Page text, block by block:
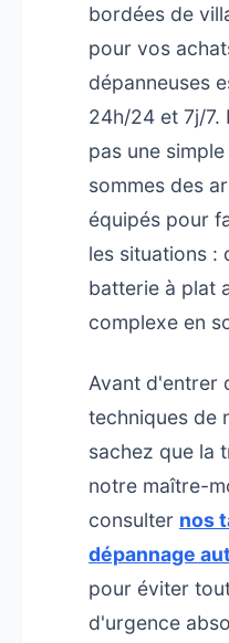
bordées de
pour vos
dépanneuses
24h/24 et 7j/7.
pas une
sommes des
équipés pour
les situations :
batterie à plat
complexe en
Avant d'entrer
techniques de
sachez que la
notre maître-
consulter nos
dépannage
pour éviter
d'urgence